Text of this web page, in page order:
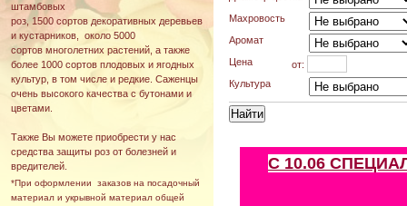
штамбовых
роз, 1500 сортов декоративных деревьев
и кустарников, около 5000
сортов многолетних растений, а также
более 1000 сортов плодовых и ягодных
культур, в том числе и редкие. Саженцы
очень высокого качества с бутонами и
цветами.
Также Вы можете приобрести у нас
средства защиты роз от болезней и
вредителей.
*При оформлении заказов на посадочный
материал и укрывной материал общей
Махровость
Аромат
Цена
от:
Культура
С 10.06